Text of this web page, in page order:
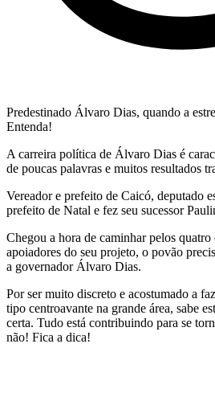
Predestinado Álvaro Dias, quando a
Entenda!
A carreira política de Álvaro Dias é
de poucas palavras e muitos resultados
Vereador e prefeito de Caicó, deputado
prefeito de Natal e fez seu sucessor
Chegou a hora de caminhar pelos
apoiadores do seu projeto, o povão
a governador Álvaro Dias.
Por ser muito discreto e acostumado a
tipo centroavante na grande área, sabe
certa. Tudo está contribuindo para se
não! Fica a dica!